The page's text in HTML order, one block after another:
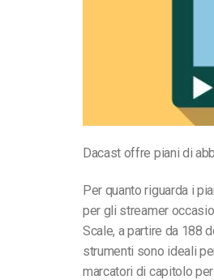
Dacast offre piani di
Per quanto riguarda i
per gli streamer
Scale, a partire da 188
strumenti sono ideali
marcatori di capitolo